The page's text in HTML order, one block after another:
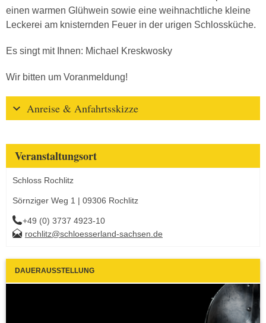
einen warmen Glühwein sowie eine weihnachtliche kleine
Leckerei am knisternden Feuer in der urigen Schlossküche.
Es singt mit Ihnen: Michael Kreskwosky
Wir bitten um Voranmeldung!
Anreise & Anfahrtsskizze
Veranstaltungsort
Schloss Rochlitz
Sörnziger Weg 1 | 09306 Rochlitz
+49 (0) 3737 4923-10
rochlitz@schloesserland-sachsen.de
DAUERAUSSTELLUNG